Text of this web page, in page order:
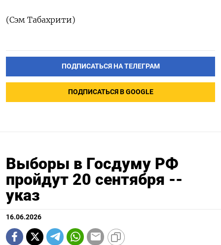
(Сэм ‌Табахрити)
ПОДПИСАТЬСЯ НА ТЕЛЕГРАМ
ПОДПИСАТЬСЯ В GOOGLE
Выборы в Госдуму РФ
пройдут 20 сентября --
указ
16.06.2026